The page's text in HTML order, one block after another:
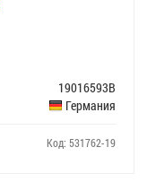
19016593B
Германия
Код: 531762-19